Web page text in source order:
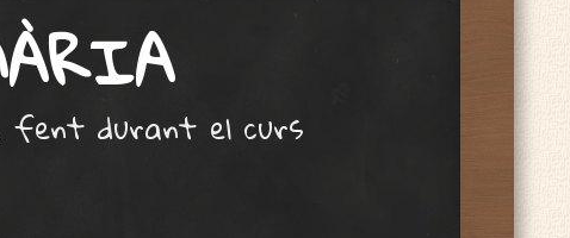
fent durant el curs